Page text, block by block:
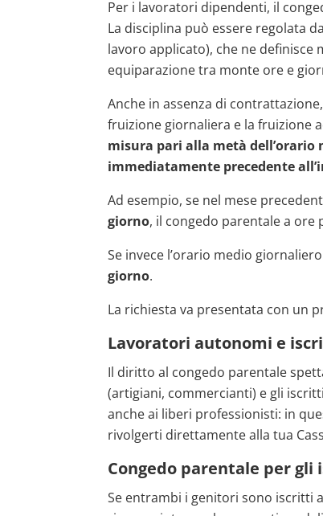
Per i lavoratori dipendenti, il
La disciplina può essere regolata
lavoro applicato), che ne
equiparazione tra monte ore e
Anche in assenza di
fruizione giornaliera e la fruizione
misura pari alla metà dell’orario
immediatamente precedente
Ad esempio, se nel mese
giorno, il congedo parentale a
Se invece l’orario medio
giorno.
La richiesta va presentata con un
Lavoratori autonomi e
Il diritto al congedo parentale
(artigiani, commercianti) e gli
anche ai liberi professionisti: in
rivolgerti direttamente alla tua
Congedo parentale per
Se entrambi i genitori sono iscritti